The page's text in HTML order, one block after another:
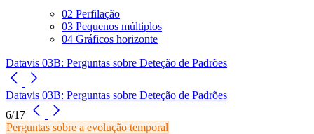
02 Perfilação
03 Pequenos múltiplos
04 Gráficos horizonte
Datavis 03B: Perguntas sobre Deteção de Padrões
Datavis 03B: Perguntas sobre Deteção de Padrões
6/17
Perguntas sobre a evolução temporal